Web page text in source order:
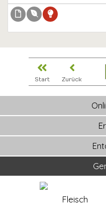
Start Zurück
Fleisch